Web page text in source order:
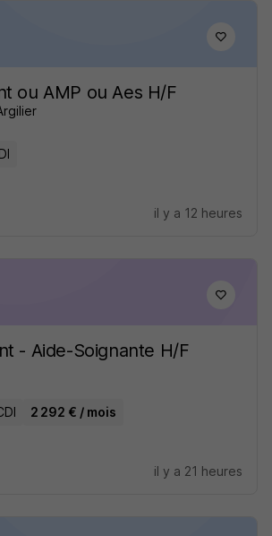
ou AMP ou Aes H/F
il y a 12 heures
- Aide-Soignante H/F
2 292 € / mois
il y a 21 heures